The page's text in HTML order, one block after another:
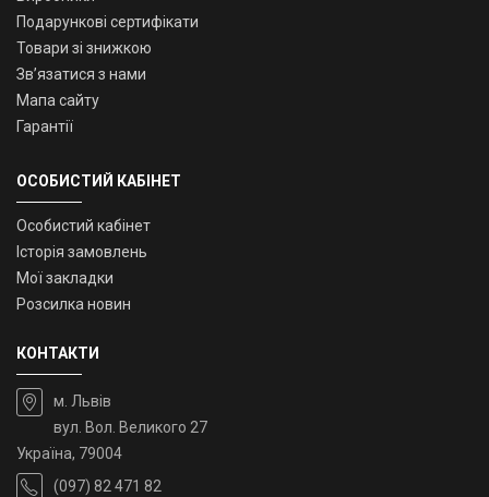
Подарункові сертифікати
Товари зі знижкою
Зв’язатися з нами
Мапа сайту
Гарантії
ОСОБИСТИЙ КАБІНЕТ
Особистий кабінет
Історія замовлень
Мої закладки
Розсилка новин
КОНТАКТИ
м. Львів
вул. Вол. Великого 27
Україна, 79004
(097) 82 471 82